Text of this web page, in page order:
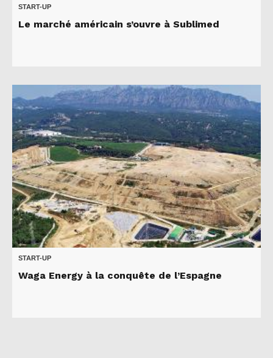
START-UP
Le marché américain s’ouvre à Sublimed
START-UP
Waga Energy à la conquête de l’Espagne